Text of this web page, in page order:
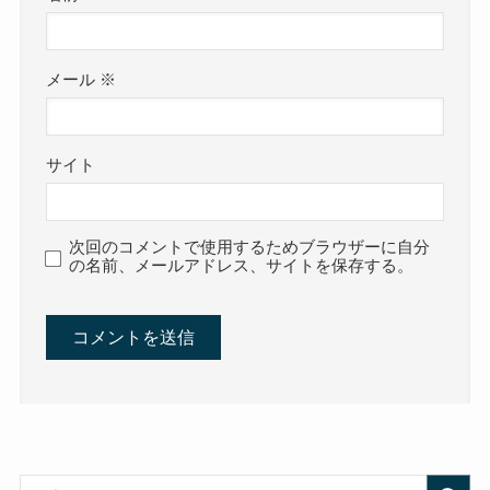
メール ※
サイト
次回のコメントで使用するためブラウザーに自分
の名前、メールアドレス、サイトを保存する。